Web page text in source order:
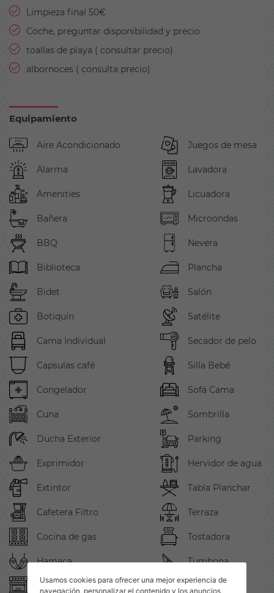
Limpieza final 50€
Coche, preguntar disponibilidad y precio
toallas de playa ( consultar precio)
albornoces ( consulta precio)
Equipamiento
Aire Acondicionado
Alarma
Amenities
Bañera
BBQ
Biblioteca
Bidet
Botiquín
Cama Individual
Capsulas café
Congelador
Cuna
Ducha Exterior
Exprimidor
Extintor
Cafetera Filtro
Cocina de gas
Hamaca
Horno
Juegos de mesa
Lavadora
Licuadora
Microondas
Nevera
Plancha
Salón
Satélite
Secador de pelo
Silla Bebé
Sofá Cama
Sombrilla
Parking
Hervidor de agua
Tabla Planchar
Terraza
Tostadora
Tumbona
TV
Usamos cookies para ofrecer una mejor experiencia de
navegación, personalizar el contenido y los anuncios,